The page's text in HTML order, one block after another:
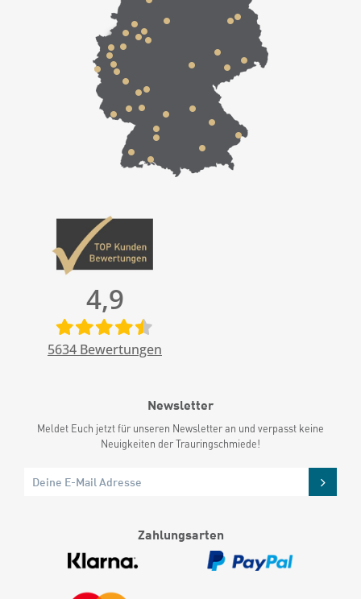
4,9
5634 Bewertungen
Newsletter
Meldet Euch jetzt für unseren Newsletter an und verpasst keine
Neuigkeiten der Trauringschmiede!
Zahlungsarten